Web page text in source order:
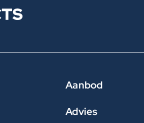
Aanbod
Advies